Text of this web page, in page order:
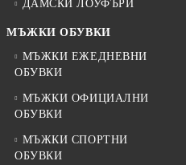
ДАМСКИ ЛОУФЪРИ
МЪЖКИ ОБУВКИ
МЪЖКИ ЕЖЕДНЕВНИ
ОБУВКИ
МЪЖКИ ОФИЦИАЛНИ
ОБУВКИ
МЪЖКИ СПОРТНИ
ОБУВКИ